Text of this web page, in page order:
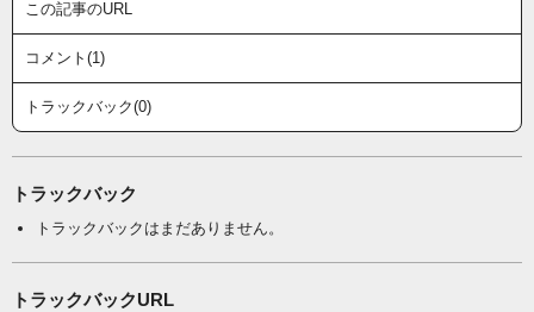
この記事のURL
コメント(1)
トラックバック(0)
トラックバック
トラックバックはまだありません。
トラックバックURL